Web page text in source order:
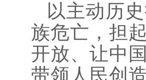
以主动历
族危亡，担
开放、让中
带领人民创